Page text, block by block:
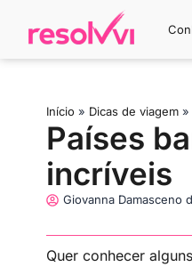
Início » Dicas de viagem »
Países
incríveis
Giovanna Damasceno
Quer conhecer